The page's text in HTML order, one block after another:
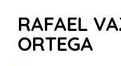
RAFAEL
ORTEGA